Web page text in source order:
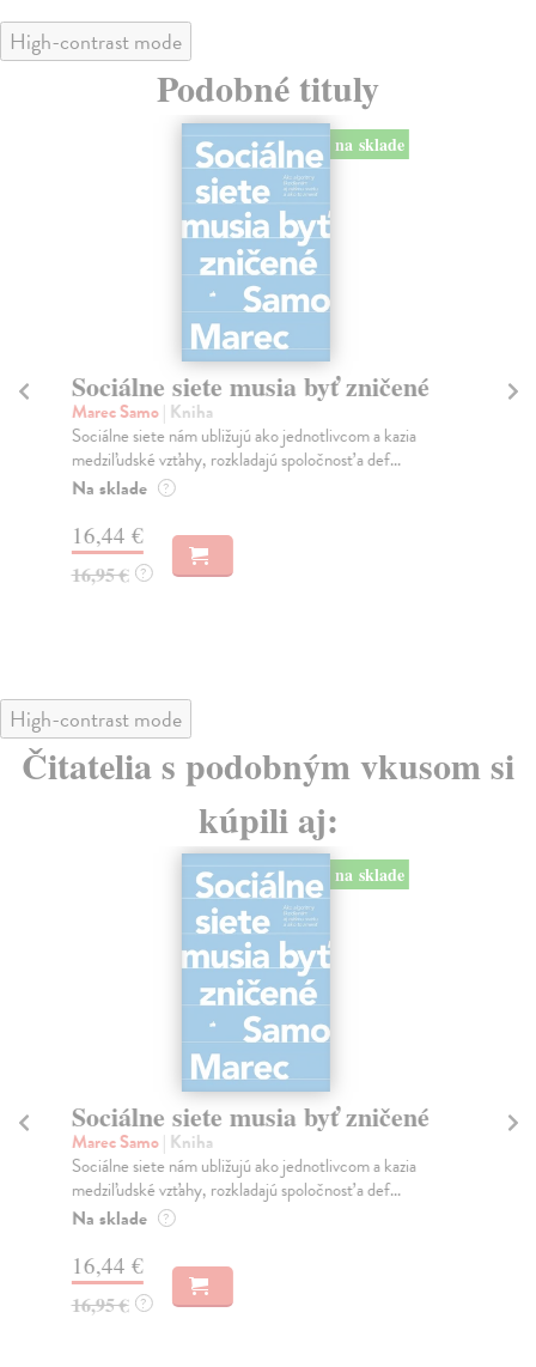
High-contrast mode
Podobné tituly
na sklade
Sociálne siete musia byť zničené
Marec Samo| Kniha
Sociálne siete nám ubližujú ako jednotlivcom a kazia
medziľudské vzťahy, rozkladajú spoločnosť a def...
Na sklade ?
16,44 €
16,95 € ?
High-contrast mode
Čitatelia s podobným vkusom si
kúpili aj:
na sklade
Sociálne siete musia byť zničené
Marec Samo| Kniha
Sociálne siete nám ubližujú ako jednotlivcom a kazia
medziľudské vzťahy, rozkladajú spoločnosť a def...
Na sklade ?
16,44 €
16,95 € ?